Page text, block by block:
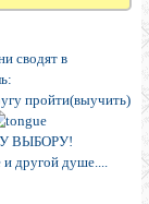
сводят в
пройти(выучить)
ВЫБОРУ!
и другой душе....